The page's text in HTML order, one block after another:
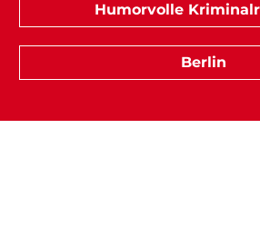
Humorvolle
Berlin